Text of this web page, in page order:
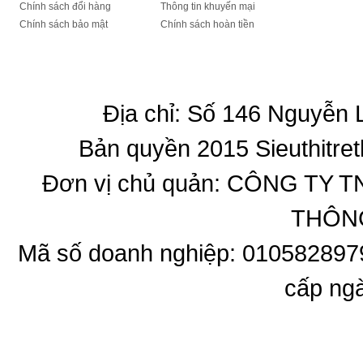
Chính sách đổi hàng
Chính sách bảo mật
Thông tin khuyến mại
Chính sách hoàn tiền
Địa chỉ: Số 146 Nguyễn
Bản quyền 2015
Đơn vị chủ quản: CÔNG TY
Mã số doanh nghiệp:
cấp